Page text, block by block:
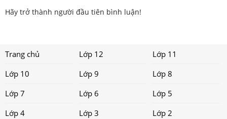
Hãy trở thành người đầu tiên bình luận!
Trang chủ Lớp 12
Lớp 11
Lớp 10
Lớp 9
Lớp 8
Lớp 7
Lớp 6
Lớp 5
Lớp 4
Lớp 3
Lớp 2